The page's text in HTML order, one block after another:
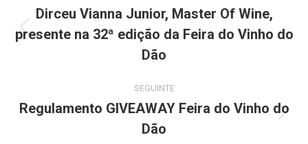
navigation
Previous
post:
Dirceu Vianna Junior, Master Of Wine,
presente na 32ª edição da Feira do Vinho do
Dão
SEGUINTE
post:
Regulamento GIVEAWAY Feira do Vinho do
Dão